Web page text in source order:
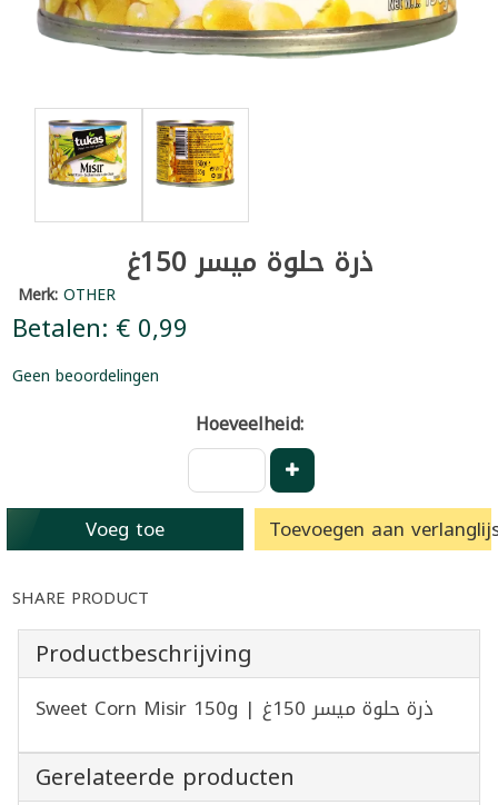
ذرة حلوة ميسر 150غ
Merk:OTHER
Betalen: € 0,99
Geen beoordelingen
Hoeveelheid:
Voeg toe Toevoegen aan
SHARE PRODUCT
Productbeschrijving
Sweet Corn Misir 150g | ذرة حلوة ميسر 150غ
Gerelateerde producten